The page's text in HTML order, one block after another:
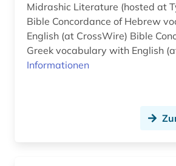
balkanromanistik (9)
bantusprachen (1)
barock (1)
Midrashic Literature (hosted at TyndaleArchive)
Bible Concordance of Hebrew
English (at CrossWire) Bible Concordance of
Greek vocabulary with English
Informationen